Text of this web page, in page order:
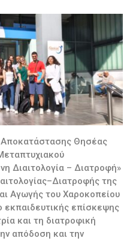
Θησέας
Διαιτολογία – Διατροφή»
της
Αγωγής του Χαροκοπείου
εκπαιδευτικής επίσκεψης
και τη διατροφική
απόδοση και την